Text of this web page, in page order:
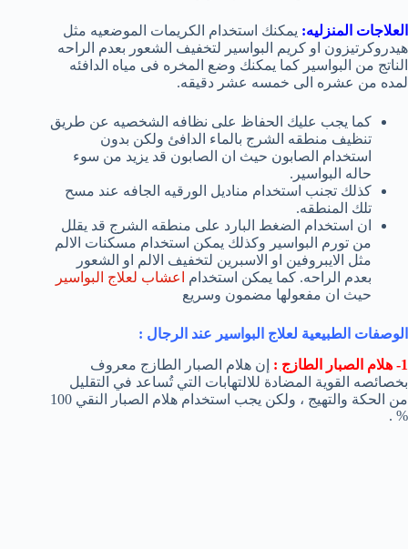
العلاجات المنزليه: يمكنك استخدام الكريمات الموضعيه مثل
هيدروكرتيزون او كريم البواسير لتخفيف الشعور بعدم الراحه
الناتج من البواسير كما يمكنك وضع المخره فى مياه الدافئه
لمده من عشره الى خمسه عشر دقيقه.
كما يجب عليك الحفاظ على نظافه الشخصيه عن طريق
تنظيف منطقه الشرج بالماء الدافئ ولكن بدون
استخدام الصابون حيث ان الصابون قد يزيد من سوء
حاله البواسير.
كذلك تجنب استخدام مناديل الورقيه الجافه عند مسح
تلك المنطقه.
ان استخدام الضغط البارد على منطقه الشرج قد يقلل
من تورم البواسير وكذلك يمكن استخدام مسكنات الالم
مثل الايبروفين او الاسبرين لتخفيف الالم او الشعور
بعدم الراحه. كما يمكن استخدام
اعشاب لعلاج البواسير
حيث ان مفعولها مضمون وسريع
الوصفات الطبيعية لعلاج البواسير عند الرجال :
1- هلام الصبار الطازج :
إن هلام الصبار الطازج معروف
بخصائصه القوية المضادة للالتهابات التي تُساعد في التقليل
من الحكة والتهيج ، ولكن يجب استخدام هلام الصبار النقي 100
% .